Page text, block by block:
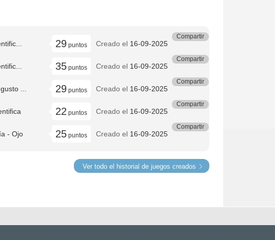
29 puntos Creado el 16-09-2025
Compartir
35 puntos Creado el 16-09-2025
Compartir
... 29 puntos Creado el 16-09-2025
Compartir
22 puntos Creado el 16-09-2025
Compartir
- Ojo 25 puntos Creado el 16-09-2025
Compartir
Ver todo el historial de juegos creados